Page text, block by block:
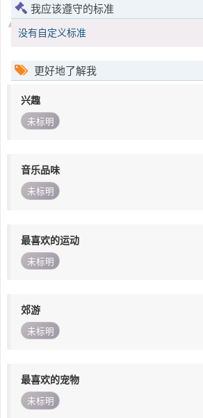
我应该遵守的标准
没有自定义标准
更好地了解我
兴趣
未标明
音乐品味
未标明
最喜欢的运动
未标明
郊游
未标明
最喜欢的宠物
未标明